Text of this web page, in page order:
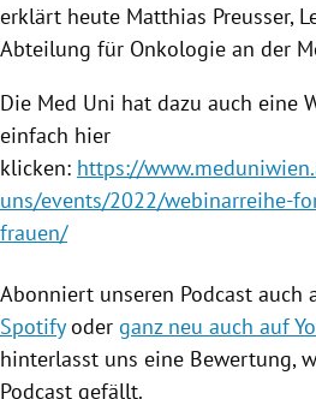
erklärt heute Matthias Preusser,
Abteilung für Onkologie an der
Die Med Uni hat dazu auch eine
einfach hier
klicken: https://
uns/events/2022/webinarreihe-
frauen/
Abonniert unseren Podcast auch
Spotifyoder ganz neu auch auf
hinterlasst uns eine Bewertung,
Podcast gefällt.